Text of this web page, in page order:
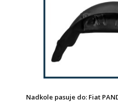
Nadkole pasuje do: Fiat